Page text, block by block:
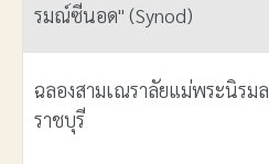
รมณ์ซีนอด" (Synod)
ฉลองสามเณราลัยแม่พระนิรมล
ราชบุรี